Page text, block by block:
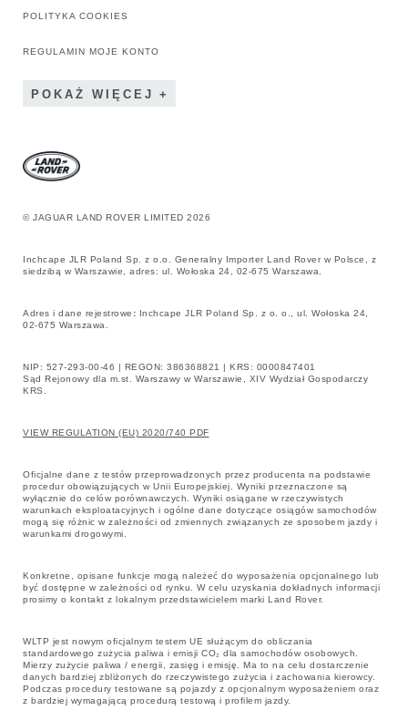
POLITYKA COOKIES
REGULAMIN MOJE KONTO
POKAŻ WIĘCEJ
© JAGUAR LAND ROVER LIMITED 2026
Inchcape JLR Poland Sp. z o.o. Generalny Importer Land Rover w Polsce, z
siedzibą w Warszawie, adres: ul. Wołoska 24, 02-675 Warszawa.
Adres i dane rejestrowe : Inchcape JLR Poland Sp. z o. o., ul. Wołoska 24,
02-675 Warszawa.
NIP: 527-293-00-46 | REGON: 386368821 | KRS: 0000847401
Sąd Rejonowy dla m.st. Warszawy w Warszawie, XIV Wydział Gospodarczy
KRS.
VIEW REGULATION (EU) 2020/740 PDF
Oficjalne dane z testów przeprowadzonych przez producenta na podstawie
procedur obowiązujących w Unii Europejskiej. Wyniki przeznaczone są
wyłącznie do celów porównawczych. Wyniki osiągane w rzeczywistych
warunkach eksploatacyjnych i ogólne dane dotyczące osiągów samochodów
mogą się różnic w zależności od zmiennych związanych ze sposobem jazdy i
warunkami drogowymi.
Konkretne, opisane funkcje mogą należeć do wyposażenia opcjonalnego lub
być dostępne w zależności od rynku. W celu uzyskania dokładnych informacji
prosimy o kontakt z lokalnym przedstawicielem marki Land Rover.
WLTP jest nowym oficjalnym testem UE służącym do obliczania
standardowego zużycia paliwa i emisji CO₂ dla samochodów osobowych.
Mierzy zużycie paliwa / energii, zasięg i emisję. Ma to na celu dostarczenie
danych bardziej zbliżonych do rzeczywistego zużycia i zachowania kierowcy.
Podczas procedury testowane są pojazdy z opcjonalnym wyposażeniem oraz
z bardziej wymagającą procedurą testową i profilem jazdy.